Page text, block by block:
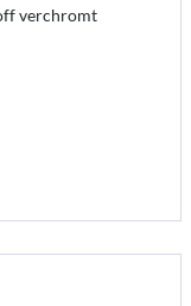
verchromt